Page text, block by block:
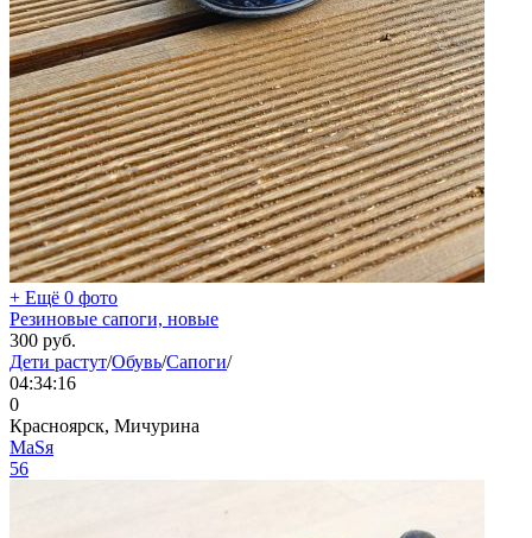
+ Ещё 0 фото
Резиновые сапоги, новые
300 руб.
Дети растут/Обувь/Сапоги/
04:34:16
0
Красноярск, Мичурина
МаSя
56